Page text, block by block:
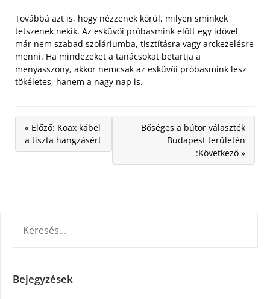
Továbbá azt is, hogy nézzenek körül, milyen sminkek
tetszenek nekik. Az esküvői próbasmink előtt egy idővel
már nem szabad szoláriumba, tisztításra vagy arckezelésre
menni. Ha mindezeket a tanácsokat betartja a
menyasszony, akkor nemcsak az esküvői próbasmink lesz
tökéletes, hanem a nagy nap is.
« Előző: Koax kábel
a tiszta hangzásért
Bőséges a bútor választék
Budapest területén
:Következő »
Bejegyzések